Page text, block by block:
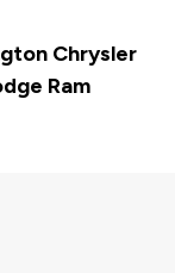
Chrysler
Ram